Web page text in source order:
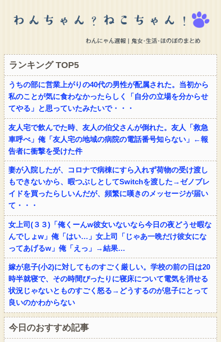
ランキング TOP5
うちの部に営業上がりの40代の男性が配属された。当初から
私のことが気に食わなかったらしく「自分の立場を分からせ
てやる」と思っていたみたいで・・・
友人宅で飲んでた時、友人の伯父さんが倒れた。友人「救急
車呼べ」俺「友人宅の地域の病院の電話番号知らない」←報
告者に衝撃を受けた件
妻が入院したが、コロナで病棟にすら入れず荷物の受け渡し
もできないから、暇つぶしとしてSwitchを渡した→ゼノブレ
イドを買ったらしいんだが、頻繁に嘆きのメッセージが届い
て・・・
女上司(３３)「俺くーんw彼女いないなら今日の夜どうせ暇な
んでしょw」俺「はい…」女上司「じゃあ一晩だけ彼女にな
ってあげるw」俺「えっ」→結果…
嫁が息子(小2)に対してものすごく厳しい。学校の前の日は20
時半就寝で、その時間ぴったりに寝床について電気を消せる
状況じゃないとものすごく怒る→どうするのが息子にとって
良いのかわからない
今日のおすすめ記事